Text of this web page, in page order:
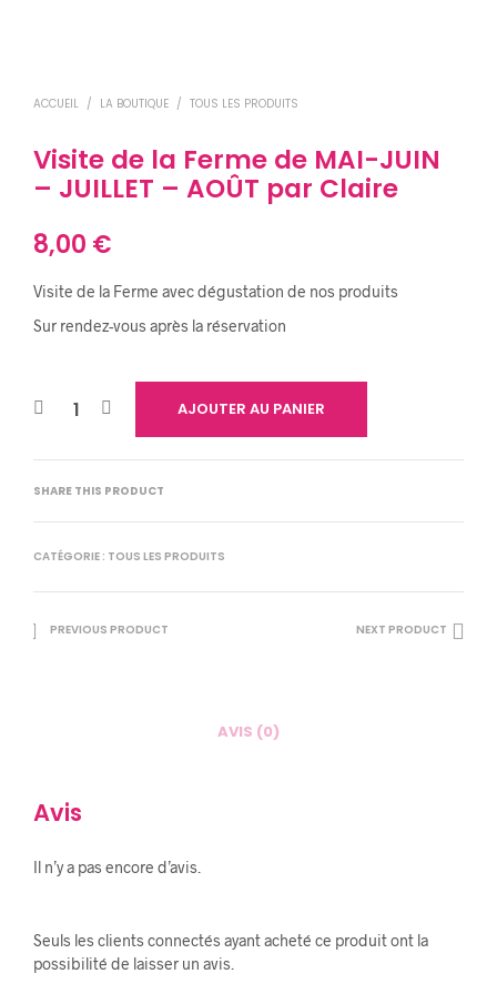
ACCUEIL / LA BOUTIQUE / TOUS LES PRODUITS
Visite de la Ferme de MAI-JUIN
– JUILLET – AOÛT par Claire
8,00 €
Visite de la Ferme avec dégustation de nos produits
Sur rendez-vous après la réservation
AJOUTER AU PANIER
SHARE THIS PRODUCT
CATÉGORIE : TOUS LES PRODUITS
PREVIOUS PRODUCT NEXT PRODUCT
AVIS (0)
Avis
Il n’y a pas encore d’avis.
Seuls les clients connectés ayant acheté ce produit ont la
possibilité de laisser un avis.